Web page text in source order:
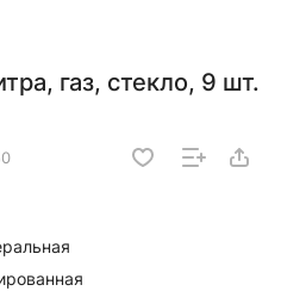
газ, стекло, 9 шт.